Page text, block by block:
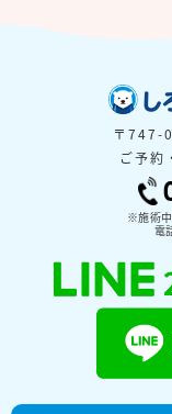
〒747-
ご予約
※施術
電